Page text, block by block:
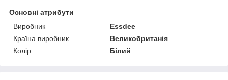
Основні атрибути
Виробник
Essdee
Країна виробник
Великобританія
Колір
Білий